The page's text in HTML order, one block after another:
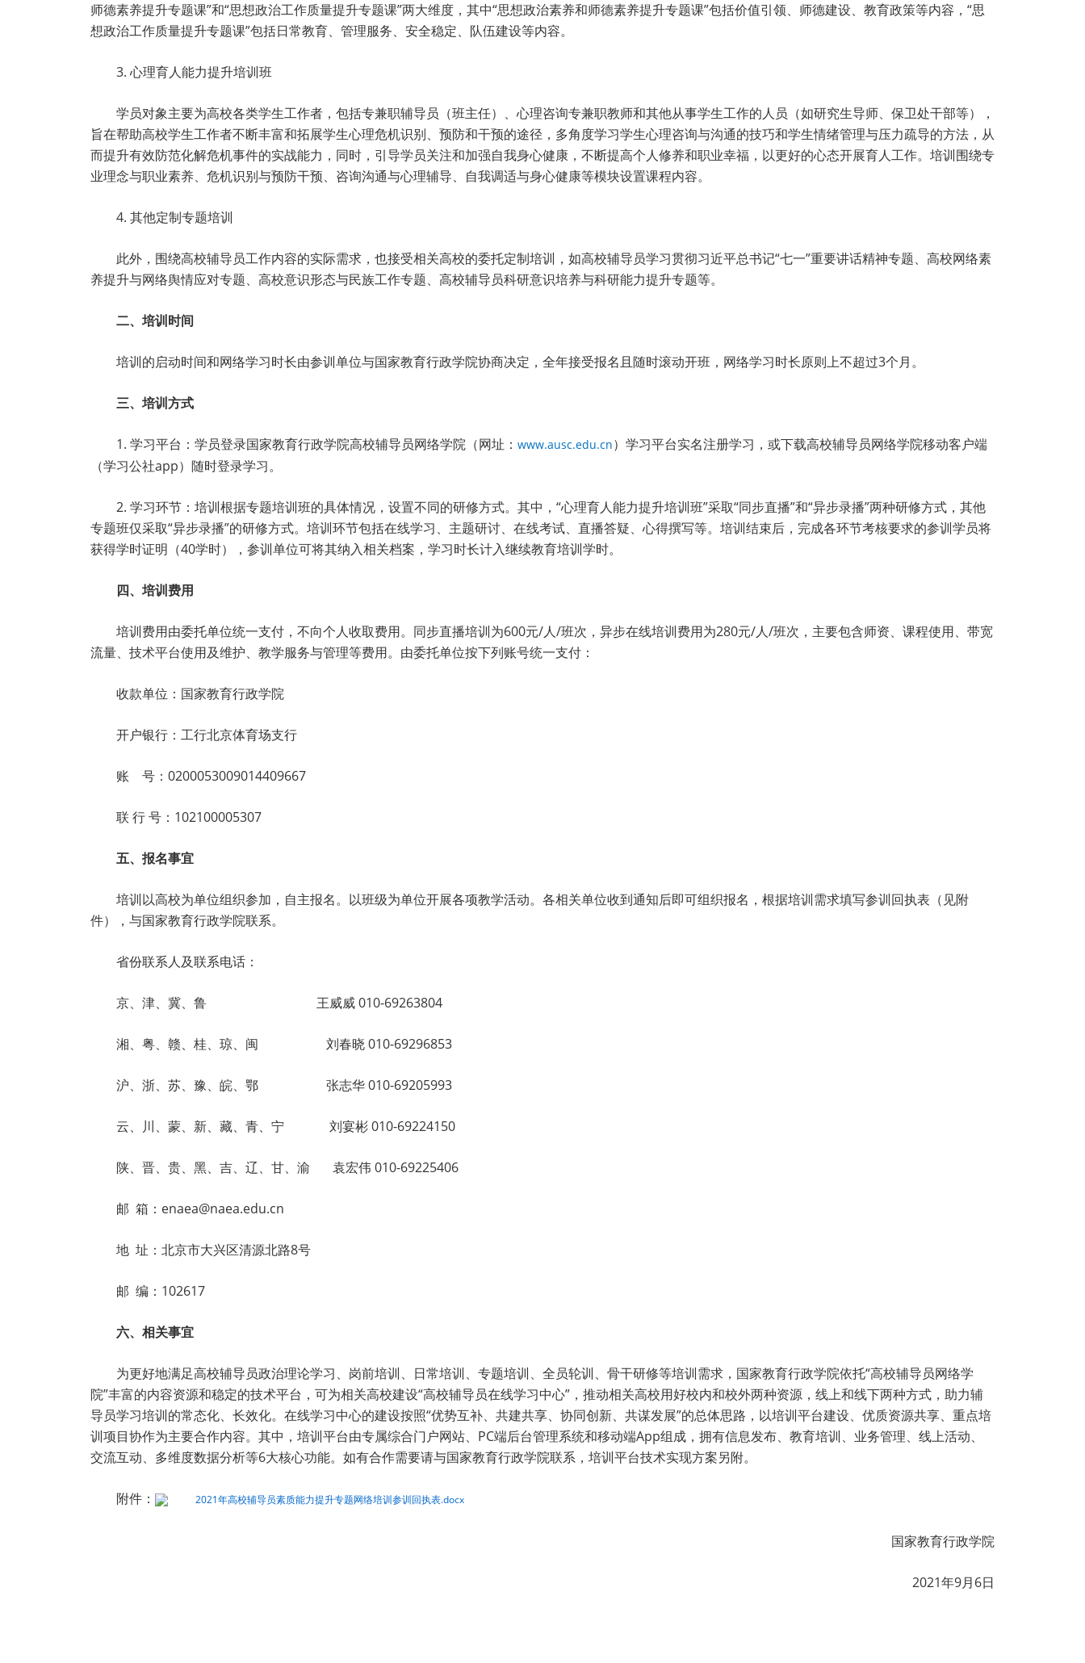
师德素养提升专题课”和“思想政治工作质量提升专题课”两大维度，其中“思想政治素养和师德素养提升专题课”包括价值引领、师德建设、教育政策等内容，“思
想政治工作质量提升专题课”包括日常教育、管理服务、安全稳定、队伍建设等内容。
3. 心理育人能力提升培训班
学员对象主要为高校各类学生工作者，包括专兼职辅导员（班主任）、心理咨询专兼职教师和其他从事学生工作的人员（如研究生导师、保卫处干部等），
旨在帮助高校学生工作者不断丰富和拓展学生心理危机识别、预防和干预的途径，多角度学习学生心理咨询与沟通的技巧和学生情绪管理与压力疏导的方法，从
而提升有效防范化解危机事件的实战能力，同时，引导学员关注和加强自我身心健康，不断提高个人修养和职业幸福，以更好的心态开展育人工作。培训围绕专
业理念与职业素养、危机识别与预防干预、咨询沟通与心理辅导、自我调适与身心健康等模块设置课程内容。
4. 其他定制专题培训
此外，围绕高校辅导员工作内容的实际需求，也接受相关高校的委托定制培训，如高校辅导员学习贯彻习近平总书记“七一”重要讲话精神专题、高校网络素
养提升与网络舆情应对专题、高校意识形态与民族工作专题、高校辅导员科研意识培养与科研能力提升专题等。
二、培训时间
培训的启动时间和网络学习时长由参训单位与国家教育行政学院协商决定，全年接受报名且随时滚动开班，网络学习时长原则上不超过3个月。
三、培训方式
1. 学习平台：学员登录国家教育行政学院高校辅导员网络学院（网址： www.ausc.edu.cn）学习平台实名注册学习，或下载高校辅导员网络学院移动客户端
（学习公社app）随时登录学习。
2. 学习环节：培训根据专题培训班的具体情况，设置不同的研修方式。其中，“心理育人能力提升培训班”采取“同步直播”和“异步录播”两种研修方式，其他
专题班仅采取“异步录播”的研修方式。培训环节包括在线学习、主题研讨、在线考试、直播答疑、心得撰写等。培训结束后，完成各环节考核要求的参训学员将
获得学时证明（40学时），参训单位可将其纳入相关档案，学习时长计入继续教育培训学时。
四、培训费用
培训费用由委托单位统一支付，不向个人收取费用。同步直播培训为600元/人/班次，异步在线培训费用为280元/人/班次，主要包含师资、课程使用、带宽
流量、技术平台使用及维护、教学服务与管理等费用。由委托单位按下列账号统一支付：
收款单位：国家教育行政学院
开户银行：工行北京体育场支行
账 号：0200053009014409667
联 行 号：102100005307
五、报名事宜
培训以高校为单位组织参加，自主报名。以班级为单位开展各项教学活动。各相关单位收到通知后即可组织报名，根据培训需求填写参训回执表（见附
件），与国家教育行政学院联系。
省份联系人及联系电话：
京、津、冀、鲁 王威威 010-69263804
湘、粤、赣、桂、琼、闽 刘春晓 010-69296853
沪、浙、苏、豫、皖、鄂 张志华 010-69205993
云、川、蒙、新、藏、青、宁 刘宴彬 010-69224150
陕、晋、贵、黑、吉、辽、甘、渝 袁宏伟 010-69225406
邮 箱：enaea@naea.edu.cn
地 址：北京市大兴区清源北路8号
邮 编：102617
六、相关事宜
为更好地满足高校辅导员政治理论学习、岗前培训、日常培训、专题培训、全员轮训、骨干研修等培训需求，国家教育行政学院依托“高校辅导员网络学
院”丰富的内容资源和稳定的技术平台，可为相关高校建设“高校辅导员在线学习中心”，推动相关高校用好校内和校外两种资源，线上和线下两种方式，助力辅
导员学习培训的常态化、长效化。在线学习中心的建设按照“优势互补、共建共享、协同创新、共谋发展”的总体思路，以培训平台建设、优质资源共享、重点培
训项目协作为主要合作内容。其中，培训平台由专属综合门户网站、PC端后台管理系统和移动端App组成，拥有信息发布、教育培训、业务管理、线上活动、
交流互动、多维度数据分析等6大核心功能。如有合作需要请与国家教育行政学院联系，培训平台技术实现方案另附。
附件： 2021年高校辅导员素质能力提升专题网络培训参训回执表.docx
国家教育行政学院
2021年9月6日